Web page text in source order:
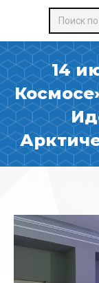
Поиск:
14